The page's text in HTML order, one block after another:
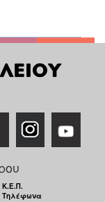
Κ.Ε.Π.
Τηλέφωνα